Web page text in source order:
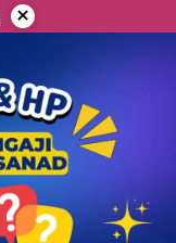
×